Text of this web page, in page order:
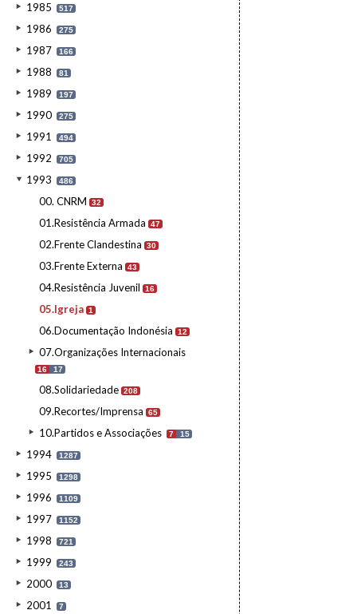
1985 517
1986 275
1987 166
1988 81
1989 197
1990 275
1991 494
1992 705
1993 486
00. CNRM 32
01.Resistência Armada 47
02.Frente Clandestina 30
03.Frente Externa 43
04.Resistência Juvenil 16
05.Igreja 1
06.Documentação Indonésia 12
07.Organizações Internacionais
16 17
08.Solidariedade 208
09.Recortes/Imprensa 65
10.Partidos e Associações 7 15
1994 1287
1995 1298
1996 1109
1997 1152
1998 721
1999 243
2000 13
2001 7